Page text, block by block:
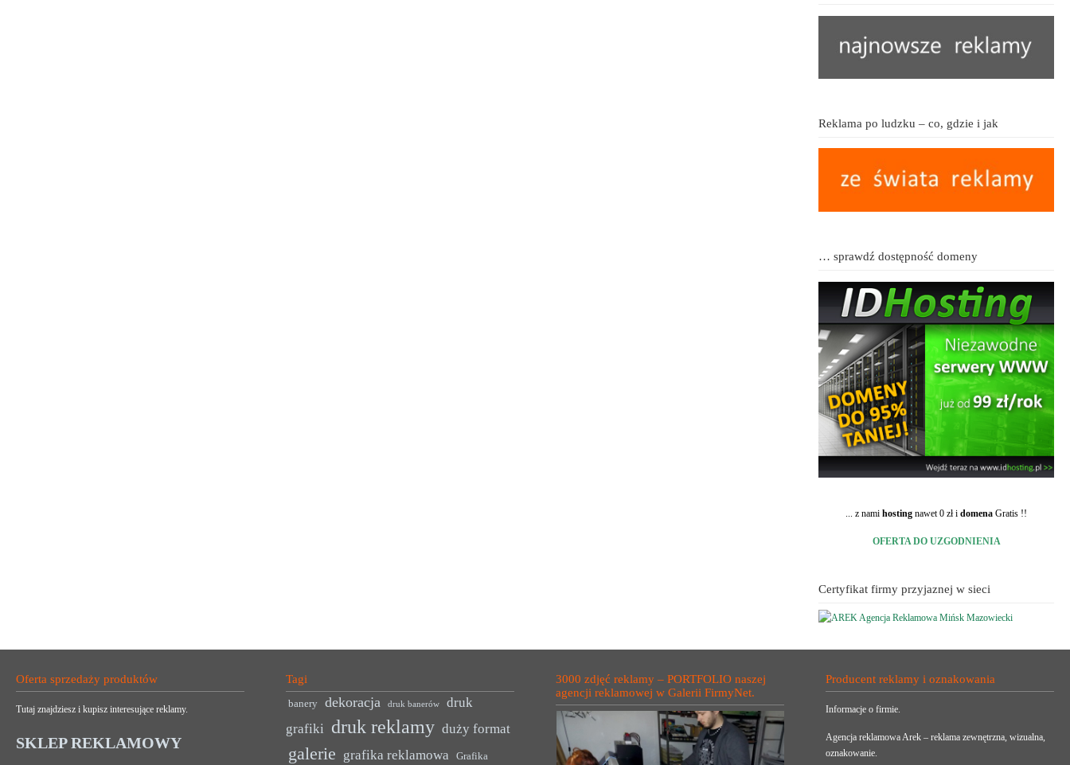
Reklama po ludzku – co, gdzie i jak
… sprawdź dostępność domeny
... z nami hosting nawet 0 zł i domena Gratis !!
OFERTA DO UZGODNIENIA
Certyfikat firmy przyjaznej w sieci
Oferta sprzedaży produktów
Tutaj znajdziesz i kupisz interesujące reklamy.
SKLEP REKLAMOWY
Tagi
banery dekoracja druk banerów
druk
grafiki druk reklamy duży format
galerie grafika reklamowa Grafika
3000 zdjęć reklamy – PORTFOLIO naszej
agencji reklamowej w Galerii FirmyNet.
Producent reklamy i oznakowania
Informacje o firmie.
Agencja reklamowa Arek – reklama zewnętrzna, wizualna,
oznakowanie.